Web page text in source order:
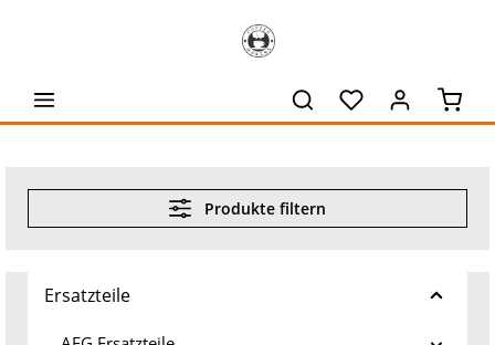
Produkte filtern
Ersatzteile